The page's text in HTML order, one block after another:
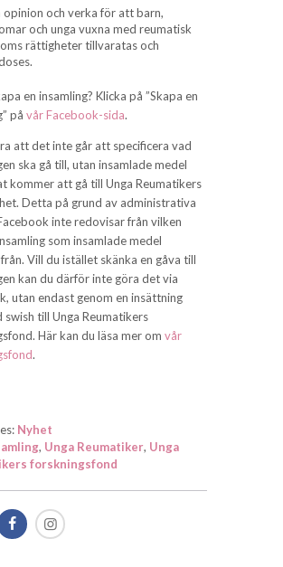
opinion och verka för att barn,
och unga vuxna med reumatisk
rättigheter tillvaratas och
en insamling? Klicka på ”Skapa en
på vår Facebook-sida.
att det inte går att specificera vad
ska gå till, utan insamlade medel
kommer att gå till Unga Reumatikers
Detta på grund av administrativa
inte redovisar från vilken
som insamlade medel
Vill du istället skänka en gåva till
kan du därför inte göra det via
utan endast genom en insättning
swish till Unga Reumatikers
Här kan du läsa mer om vår
.
Nyhet
, Unga Reumatiker, Unga
forskningsfond